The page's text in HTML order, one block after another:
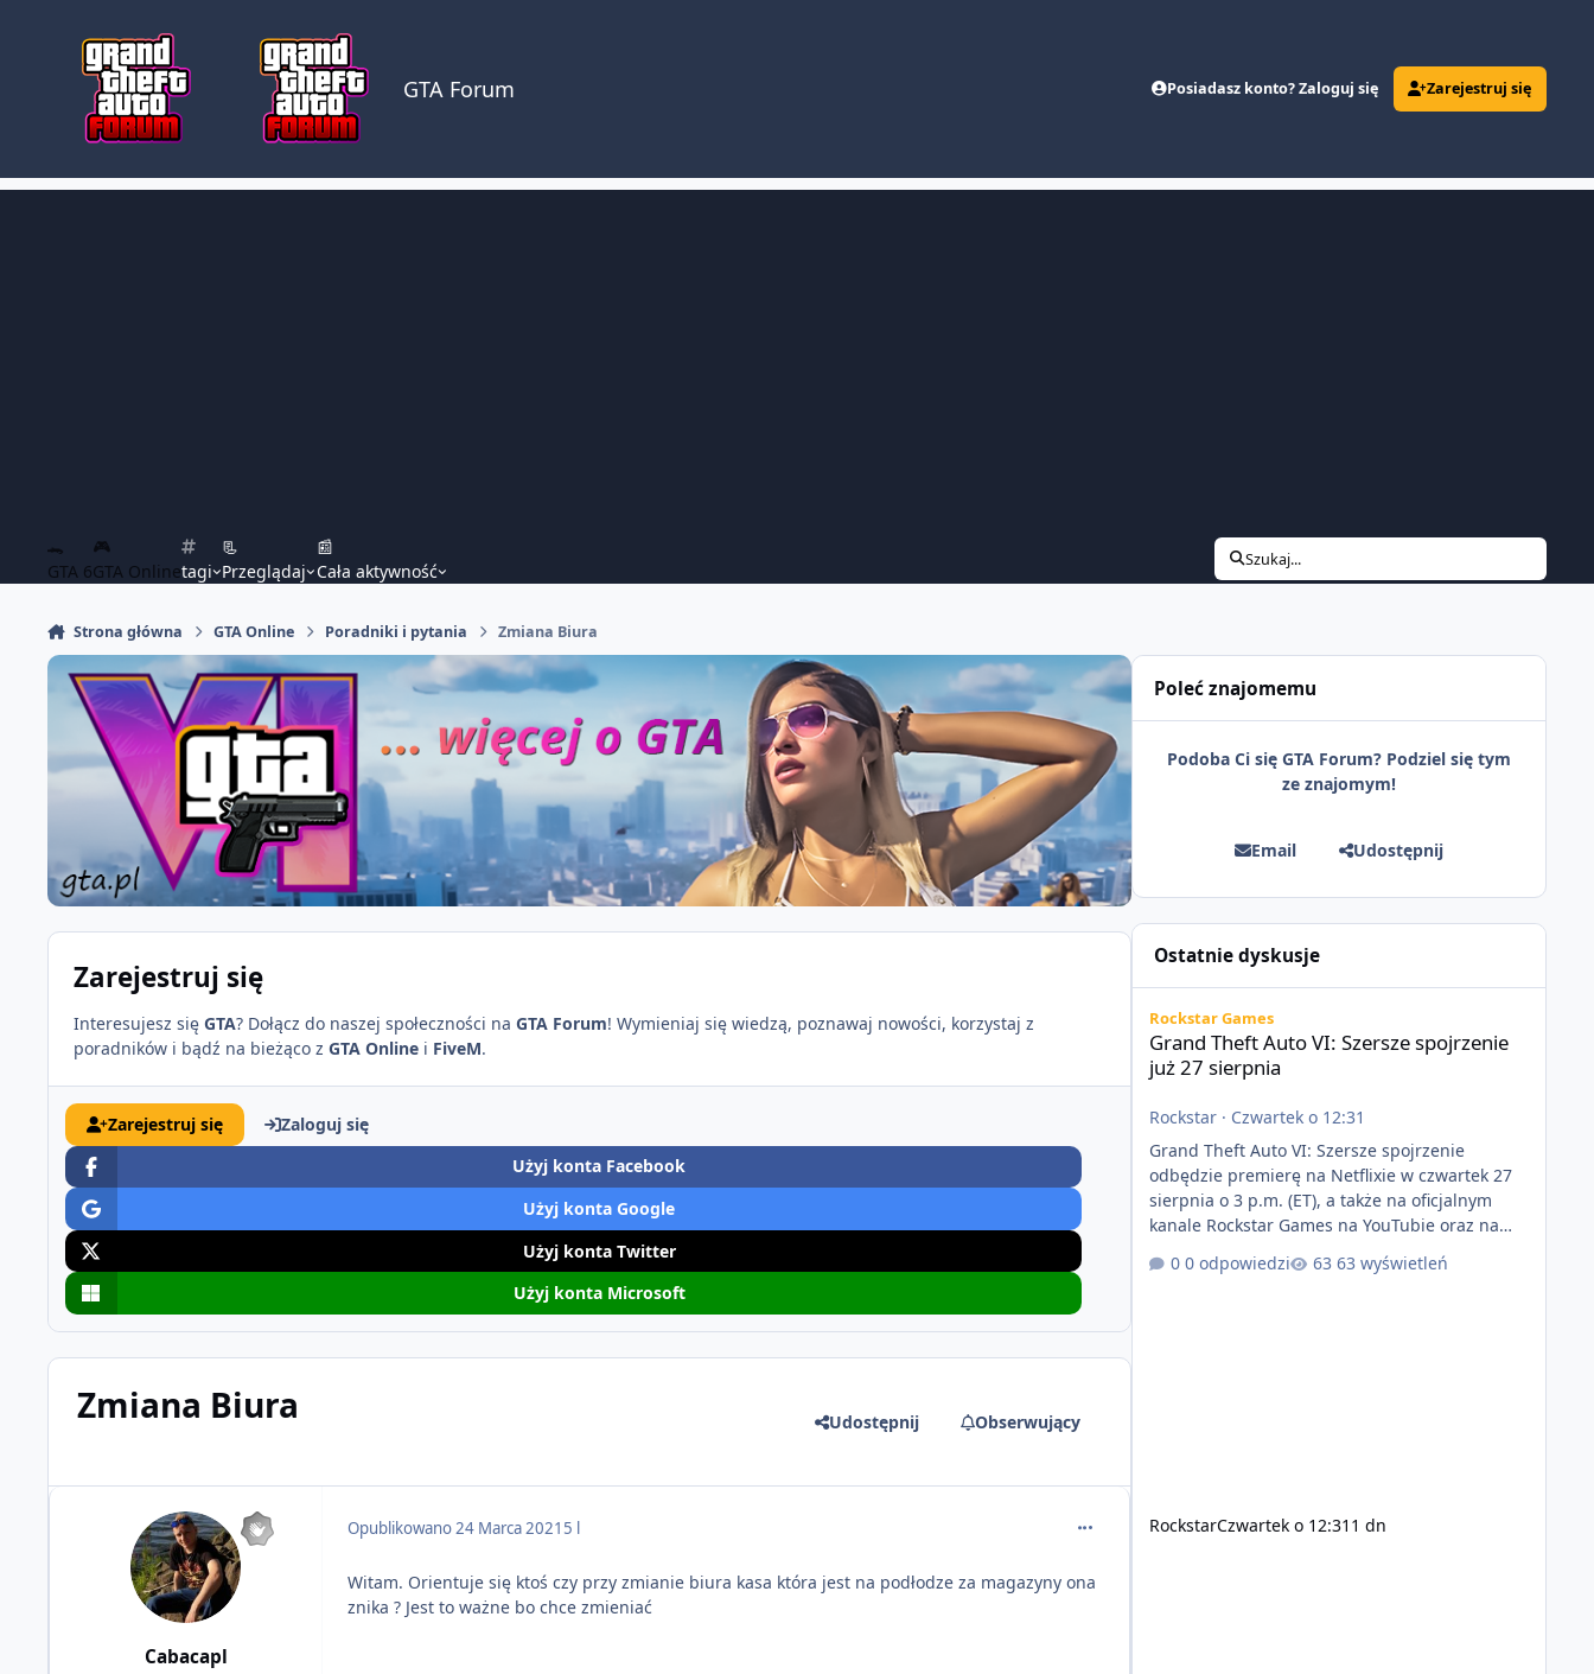
GTA Forum Posiadasz konto? Zaloguj się Zarejestruj się
🐊
GTA 6
🎮
GTA Onlinetagi
📃
Przeglądaj
📰
Cała aktywność
Szukaj...
Strona główna GTA Online Poradniki i pytania Zmiana Biura
Zarejestruj się
Interesujesz się GTA? Dołącz do naszej społeczności na GTA Forum! Wymieniaj się wiedzą, poznawaj nowości, korzystaj z
poradników i bądź na bieżąco z GTA Online i FiveM.
Zarejestruj się
Zaloguj się
Użyj konta Facebook
Użyj konta Google
Użyj konta Twitter
Użyj konta Microsoft
Zmiana Biura Udostępnij Obserwujący
Cabacapl
Opublikowano24 Marca 2021 5 l comment_63723
Witam. Orientuje się ktoś czy przy zmianie biura kasa która jest na podłodze za magazyny ona
znika ? Jest to ważne bo chce zmieniać
Poleć znajomemu
Podoba Ci się GTA Forum? Podziel się tym
ze znajomym!
Email Udostępnij
Ostatnie dyskusje
Rockstar Games
Grand Theft Auto VI: Szersze spojrzenie
już 27 sierpnia
Rockstar· Czwartek o 12:31
Grand Theft Auto VI: Szersze spojrzenie
odbędzie premierę na Netflixie w czwartek 27
sierpnia o 3 p.m. (ET), a także na oficjalnym
kanale Rockstar Games na YouTubie oraz na
stronie Grand Theft Auto VI o 9 p.m. (ET) 27
sierpnia. https://netflix.com/GTAVI Grand Theft
0 odpowiedzi 63 wyświetleń
RockstarCzwartek o 12:31 1 dn